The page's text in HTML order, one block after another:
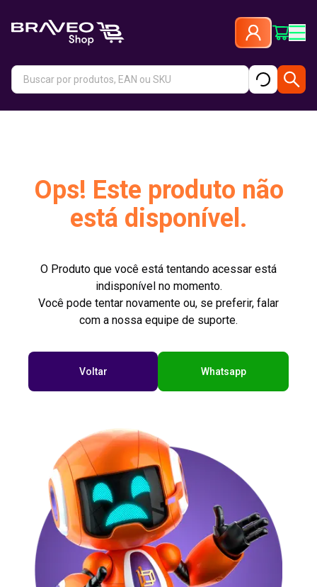
Ops! Este produto não
está disponível.
O Produto que você está tentando acessar está
indisponível no momento.
Você pode tentar novamente ou, se preferir, falar
com a nossa equipe de suporte.
Voltar Whatsapp